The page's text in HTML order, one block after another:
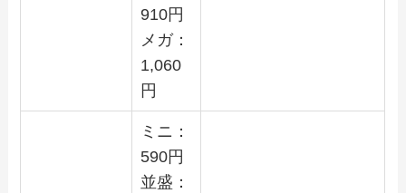
910円
メガ：
1,060
円
ミニ：
590円
並盛：